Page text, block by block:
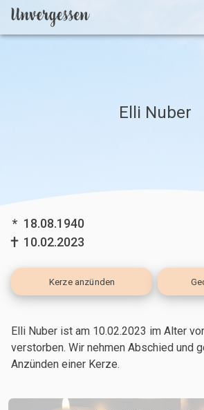
Elli Nuber
* 18.08.1940
10.02.2023
Kerze anzünden
Elli Nuber ist am 10.02.2023 im Alter
verstorben. Wir nehmen Abschied und
Anzünden einer Kerze.